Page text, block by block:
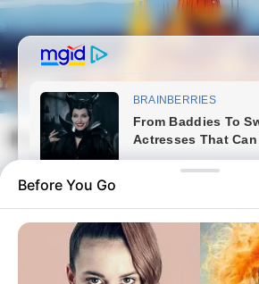
Skip
to
content
Magyarvilag.com
Before You Go